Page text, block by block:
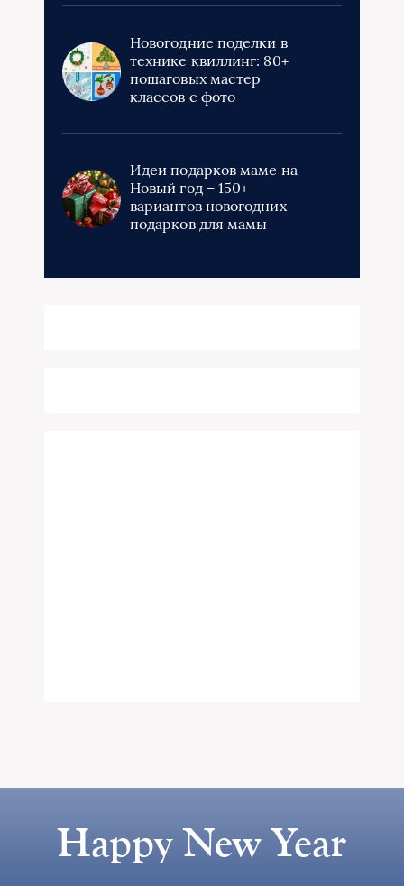
Новогодние поделки в
технике квиллинг: 80+
пошаговых мастер
классов с фото
Идеи подарков маме на
Новый год – 150+
вариантов новогодних
подарков для мамы
Happy New Year